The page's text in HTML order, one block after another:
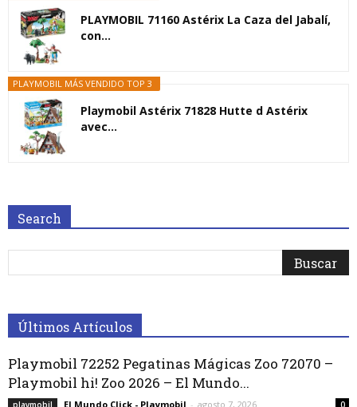
PLAYMOBIL 71160 Astérix La Caza del Jabalí,
con...
PLAYMOBIL MÁS VENDIDO TOP 3
Playmobil Astérix 71828 Hutte d Astérix
avec...
Search
Últimos Artículos
Playmobil 72252 Pegatinas Mágicas Zoo 72070 –
Playmobil hi! Zoo 2026 – El Mundo...
playmobil El Mundo Click - Playmobil - agosto 7, 2026 0